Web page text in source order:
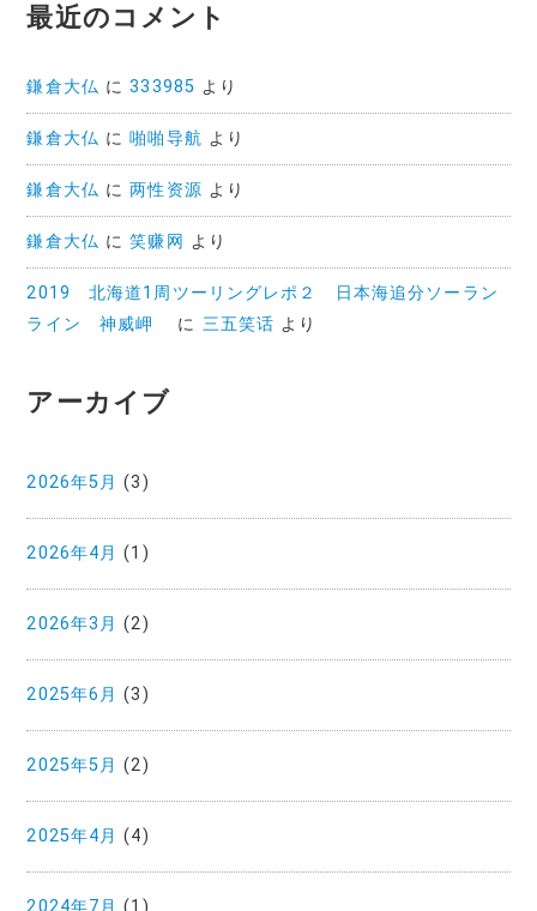
最近のコメント
鎌倉大仏 に333985 より
鎌倉大仏 に啪啪导航 より
鎌倉大仏 に两性资源 より
鎌倉大仏 に笑赚网 より
2019 北海道1周ツーリングレポ２ 日本海追分ソーラン
ライン 神威岬
に 三五笑话 より
アーカイブ
2026年5月 (3)
2026年4月 (1)
2026年3月 (2)
2025年6月 (3)
2025年5月 (2)
2025年4月 (4)